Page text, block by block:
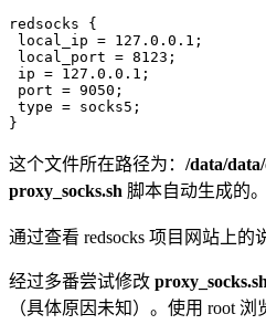
redsocks {
local_ip = 127.0.0.1;
local_port = 8123;
ip = 127.0.0.1;
port = 9050;
type = socks5;
这个文件所在路径为： /data/
proxy_socks.sh 脚本自动生成的。
通过查看 redsocks 项目网站上的
经过多番尝试修改 proxy_socks.sh
（具体原因未知）。使用 root